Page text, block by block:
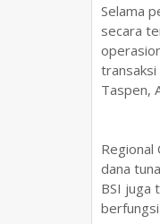
Selama
secara
transaksi
Taspen,
Regional
dana
BSI juga